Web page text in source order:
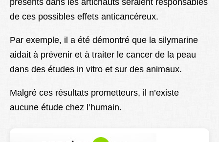
présents dans les artichauts seraient responsables
de ces possibles effets anticancéreux.
Par exemple, il a été démontré que la silymarine
aidait à prévenir et à traiter le cancer de la peau
dans des études in vitro et sur des animaux.
Malgré ces résultats prometteurs, il n’existe
aucune étude chez l’humain.